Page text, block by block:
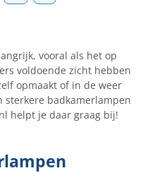
vooral als het op
voldoende zicht hebben
opmaakt of in de weer
sterkere badkamerlampen
helpt je daar graag bij!